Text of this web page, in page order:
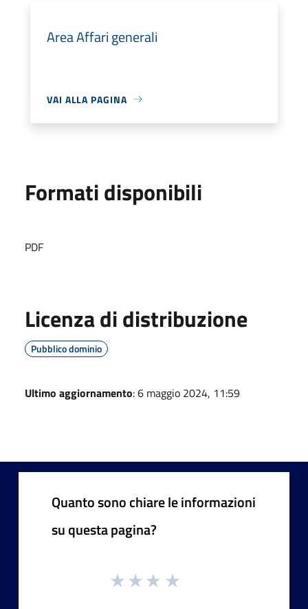
Area Affari generali
VAI ALLA PAGINA
Formati disponibili
PDF
Licenza di distribuzione
Pubblico dominio
Ultimo aggiornamento: 6 maggio 2024, 11:59
Quanto sono chiare le informazioni
su questa pagina?